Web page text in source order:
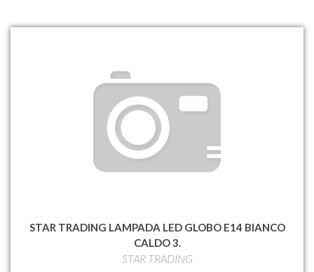
STAR TRADING LAMPADA LED GLOBO E14 BIANCO
CALDO 3.
STAR TRADING